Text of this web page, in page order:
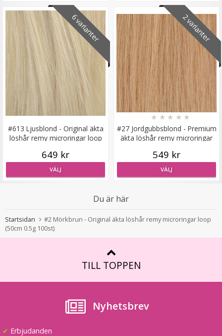
#6 Mellanbrun - Original äkta löshår remy nagelslingor
189 kr
VÄLJ
#22/613 Mellanblond - Hästsvans vågig rosett
★ ★★★★
LÄGG I VARUKORG
6 varianter
#613 Ljusblond - Original äkta
löshår remy microringar loop
649 kr
VÄLJ
2 varianter
#27 Jordgubbsblond - Premium
äkta löshår remy microringar
★ ★ ★ ★ ★
549 kr
VÄLJ
Du är här
Startsidan
#2 Mörkbrun - Original äkta löshår remy microringar loop
(50cm 0.5g 100st)
TILL TOPPEN
Nyhetsbrev
✔ Erbjudanden